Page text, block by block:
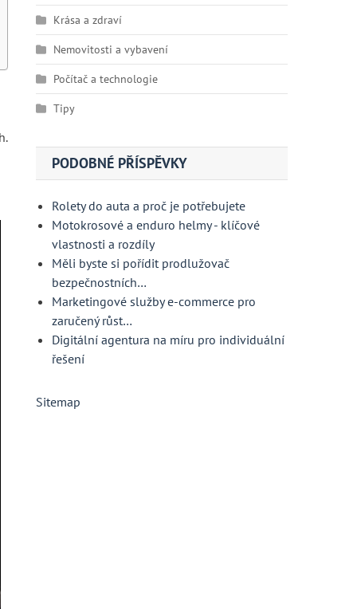
Krása a zdraví
Nemovitosti a vybavení
Počítač a technologie
Tipy
PODOBNÉ PŘÍSPĚVKY
Rolety do auta a proč je potřebujete
Motokrosové a enduro helmy - klíčové
vlastnosti a rozdíly
Měli byste si pořídit prodlužovač
bezpečnostních…
Marketingové služby e-commerce pro
zaručený růst…
Digitální agentura na míru pro individuální
řešení
Sitemap